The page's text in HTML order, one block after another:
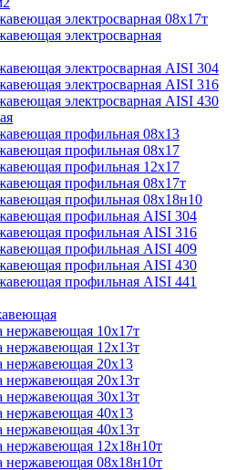
электросварная 08х17т
электросварная
электросварная AISI 304
электросварная AISI 316
электросварная AISI 430
профильная 08х13
профильная 08х17
профильная 12х17
профильная 08х17т
профильная 08х18н10
профильная AISI 304
профильная AISI 316
профильная AISI 409
профильная AISI 430
профильная AISI 441
нержавеющая 10х17т
нержавеющая 12х13т
нержавеющая 20х13
нержавеющая 20х13т
нержавеющая 30х13т
нержавеющая 40х13
нержавеющая 40х13т
нержавеющая 12х18н10т
нержавеющая 08х18н10т